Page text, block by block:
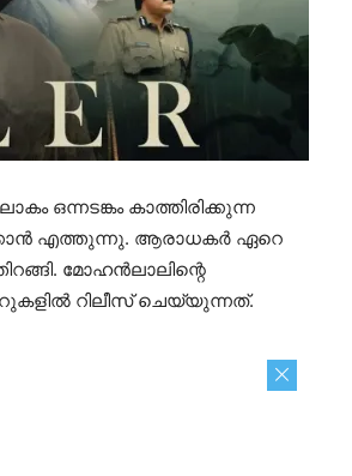
ഒന്നടങ്കം കാത്തിരിക്കുന്ന
എത്തുന്നു. ആരാധകര്‍ ഏറെ
മോഹന്‍ലാലിന്റെ
റിലീസ് ചെയ്യുന്നത്.